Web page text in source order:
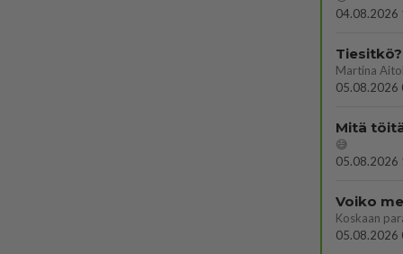
04.08.2026
05.08.2026
Mitä
😅
05.08.2026
Voiko
Koskaan
05.08.2026